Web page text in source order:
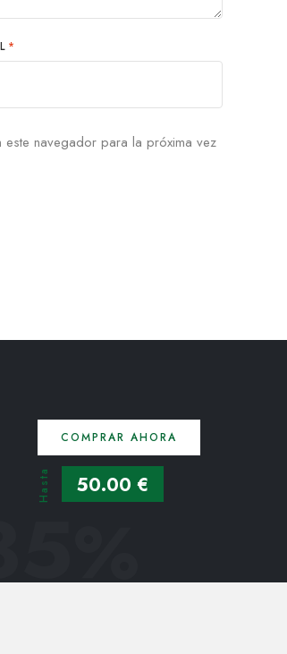
*
navegador para la próxima vez
COMPRAR AHORA
Hasta 50.00 €
%